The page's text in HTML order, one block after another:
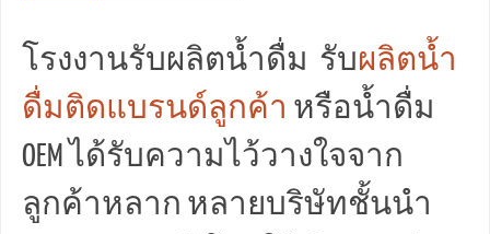
โรงงานรับผลิตน้ำดื่ม รับผลิตน้ำ
ดื่มติดแบรนด์ลูกค้า หรือน้ำดื่ม
OEM ได้รับความไว้วางใจจาก
ลูกค้าหลาก หลายบริษัทชั้นนำ